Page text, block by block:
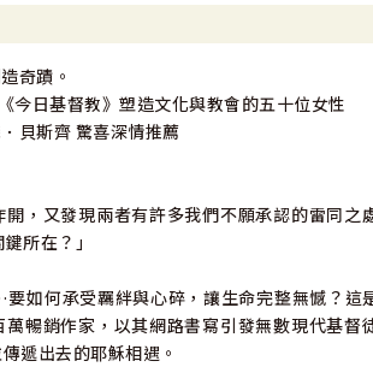
奇蹟。
今日基督教》塑造文化與教會的五十位女性
貝斯齊 驚喜深情推薦
，又發現兩者有許多我們不願承認的雷同之
所在？」
如何承受羈絆與心碎，讓生命完整無憾？這
暢銷作家，以其網路書寫引發無數現代基督
遞出去的耶穌相遇。